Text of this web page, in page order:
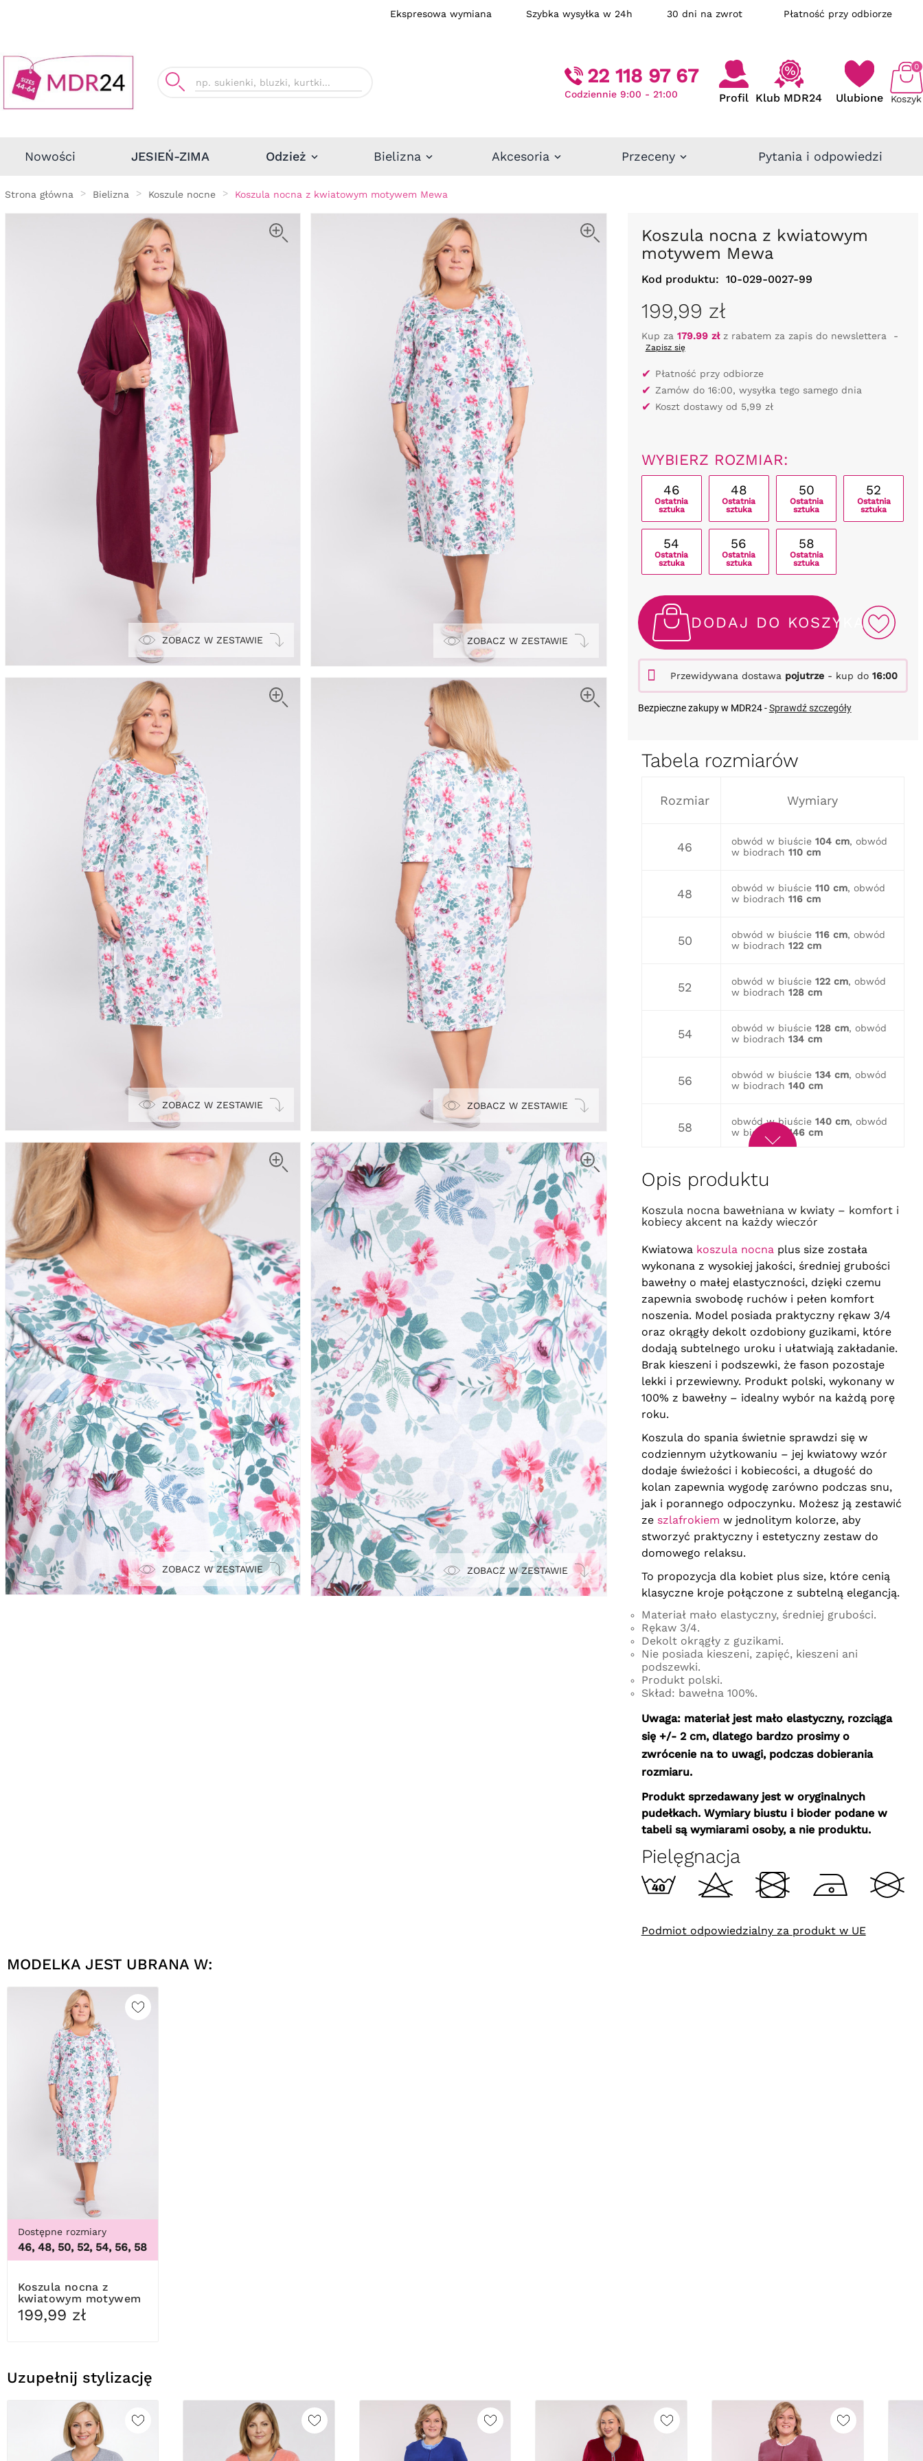
Ekspresowa wymiana Szybka wysyłka w 24h 30 dni na zwrot Płatność przy odbiorze
22 118 97 67
Codziennie 9:00 - 21:00 Profil Klub MDR24 Ulubione Koszyk
0
Nowości JESIEŃ-ZIMA Odzież Bielizna Akcesoria Przeceny Pytania i odpowiedzi
Strona główna Bielizna Koszule nocne Koszula nocna z kwiatowym motywem Mewa
ZOBACZ W ZESTAWIE ZOBACZ W ZESTAWIE
ZOBACZ W ZESTAWIE ZOBACZ W ZESTAWIE
ZOBACZ W ZESTAWIE ZOBACZ W ZESTAWIE
Koszula nocna z kwiatowym
motywem Mewa
Kod produktu: 10-029-0027-99
199,99 zł
Kup za 179.99 złz rabatem za zapis do newslettera -
Zapisz się
✔ Płatność przy odbiorze
✔ Zamów do 16:00, wysyłka tego samego dnia
✔ Koszt dostawy od 5,99 zł
WYBIERZ ROZMIAR:
46
Ostatnia
sztuka
48
Ostatnia
sztuka
50
Ostatnia
sztuka
52
Ostatnia
sztuka
54
Ostatnia
sztuka
56
Ostatnia
sztuka
58
Ostatnia
sztuka
DODAJ DO KOSZYKA
Przewidywana dostawa pojutrze- kup do 16:00
Bezpieczne zakupy w MDR24 -Sprawdź szczegóły
Tabela rozmiarów
Rozmiar Wymiary
46 obwód w biuście 104 cm, obwód
w biodrach 110 cm
48 obwód w biuście 110 cm, obwód
w biodrach 116 cm
50 obwód w biuście 116 cm, obwód
w biodrach 122 cm
52 obwód w biuście 122 cm, obwód
w biodrach 128 cm
54 obwód w biuście 128 cm, obwód
w biodrach 134 cm
56 obwód w biuście 134 cm, obwód
w biodrach 140 cm
58 obwód w biuście 140 cm, obwód
w biodrach
146 cm
60
w biodrach
62 obwód w biuście 152 cm , obwód
w biodrach 158 cm
Opis produktu
Koszula nocna bawełniana w kwiaty – komfort i
kobiecy akcent na każdy wieczór
Kwiatowa koszula nocnaplus size została
wykonana z wysokiej jakości, średniej grubości
bawełny o małej elastyczności, dzięki czemu
zapewnia swobodę ruchów i pełen komfort
noszenia. Model posiada praktyczny rękaw 3/4
oraz okrągły dekolt ozdobiony guzikami, które
dodają subtelnego uroku i ułatwiają zakładanie.
Brak kieszeni i podszewki, że fason pozostaje
lekki i przewiewny. Produkt polski, wykonany w
100% z bawełny – idealny wybór na każdą porę
roku.
Koszula do spania świetnie sprawdzi się w
codziennym użytkowaniu – jej kwiatowy wzór
dodaje świeżości i kobiecości, a długość do
kolan zapewnia wygodę zarówno podczas snu,
jak i porannego odpoczynku. Możesz ją zestawić
ze szlafrokiem w jednolitym kolorze, aby
stworzyć praktyczny i estetyczny zestaw do
domowego relaksu.
To propozycja dla kobiet plus size, które cenią
klasyczne kroje połączone z subtelną elegancją.
Materiał mało elastyczny, średniej grubości.
Rękaw 3/4.
Dekolt okrągły z guzikami.
Nie posiada kieszeni, zapięć, kieszeni ani
podszewki.
Produkt polski.
Skład: bawełna 100%.
Uwaga: materiał jest mało elastyczny, rozciąga
się +/- 2 cm, dlatego bardzo prosimy o
zwrócenie na to uwagi, podczas dobierania
rozmiaru.
Produkt sprzedawany jest w oryginalnych
pudełkach. Wymiary biustu i bioder podane w
tabeli są wymiarami osoby, a nie produktu.
Pielęgnacja
Podmiot odpowiedzialny za produkt w UE
MODELKA JEST UBRANA W:
Dostępne rozmiary
46, 48, 50, 52, 54, 56, 58
Koszula nocna z
kwiatowym motywem
Mewa
199,99 zł
Uzupełnij stylizację